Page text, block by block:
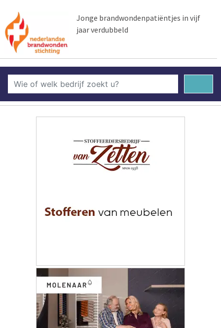
Jonge brandwondenpatiëntjes in vijf
jaar verdubbeld